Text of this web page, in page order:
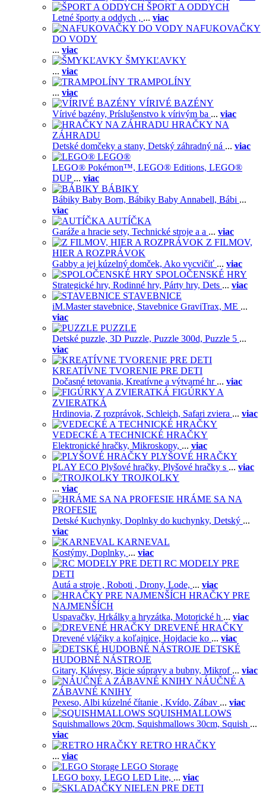
ŠPORT A ODDYCH
Letné športy a oddych , ... viac
NAFUKOVAČKY
DO VODY
... viac
ŠMYKĽAVKY
... viac
TRAMPOLÍNY
... viac
VÍRIVÉ BAZÉNY
Vírivé bazény, Príslušenstvo k vírivým ba ... viac
HRAČKY NA
ZÁHRADU
Detské domčeky a stany, Detský záhradný ná ... viac
LEGO®
LEGO® Pokémon™, LEGO® Editions, LEGO®
DUP ... viac
BÁBIKY
Bábiky Baby Born, Bábiky Baby Annabell, Bábi ...
viac
AUTÍČKA
Garáže a hracie sety, Technické stroje a a ... viac
Z FILMOV,
HIER A ROZPRÁVOK
Gabby a jej kúzelný domček, Ako vycvičiť ... viac
SPOLOČENSKÉ HRY
Strategické hry, Rodinné hry, Párty hry, Dets ... viac
STAVEBNICE
iM.Master stavebnice, Stavebnice GraviTrax, ME ...
viac
PUZZLE
Detské puzzle, 3D Puzzle, Puzzle 300d, Puzzle 5 ...
viac
KREATÍVNE TVORENIE PRE DETI
Dočasné tetovania, Kreatívne a výtvarné hr ... viac
FIGÚRKY A
ZVIERATKÁ
Hrdinovia, Z rozprávok, Schleich, Safari zviera ... viac
VEDECKÉ A TECHNICKÉ HRAČKY
Elektronické hračky, Mikroskopy, ... viac
PLYŠOVÉ HRAČKY
PLAY ECO Plyšové hračky, Plyšové hračky s ... viac
TROJKOLKY
... viac
HRÁME SA NA
PROFESIE
Detské Kuchynky, Doplnky do kuchynky, Detský ...
viac
KARNEVAL
Kostýmy, Doplnky, ... viac
RC MODELY PRE
DETI
Autá a stroje , Roboti , Drony, Lode, ... viac
HRAČKY PRE
NAJMENŠÍCH
Uspavačky, Hrkálky a hryzátka, Motorické h ... viac
DREVENÉ HRAČKY
Drevené vláčiky a koľajnice, Hojdacie ko ... viac
DETSKÉ
HUDOBNÉ NÁSTROJE
Gitary, Klávesy, Bicie súpravy a bubny, Mikrof ... viac
NÁUČNÉ A
ZÁBAVNÉ KNIHY
Pexeso, Albi kúzelné čítanie , Kvído, Zábav ... viac
SQUISHMALLOWS
Squishmallows 20cm, Squishmallows 30cm, Squish ...
viac
RETRO HRAČKY
... viac
LEGO Storage
LEGO boxy, LEGO LED Lite, ... viac